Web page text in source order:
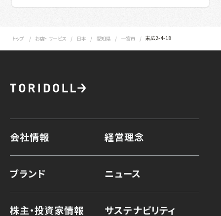
トップ お店・ サービス 日本 愛知県 一宮市 末広2-4-18
会社情報 経営理念
ブランド ニュース
株主・投資家情報 サステナビリティ